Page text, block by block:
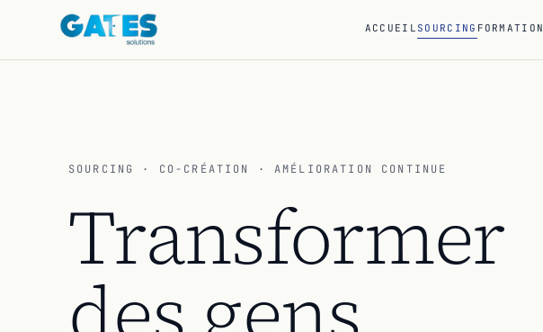
ACCUEILSOURCING FORMATION
SOURCING · CO-CRÉATION · AMÉLIORATION CONTINUE
Transformer